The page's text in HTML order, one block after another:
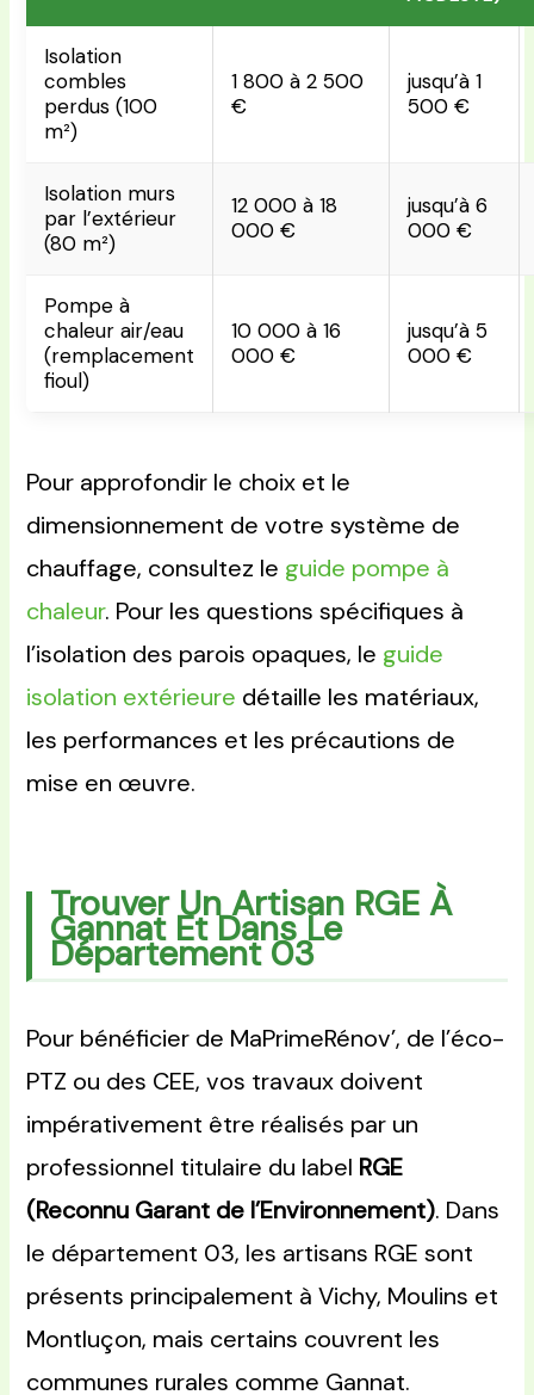
Isolation
combles
perdus (100
m²)
1 800 à 2 500
€
jusqu’à 1
500 €
Isolation murs
par l’extérieur
(80 m²)
12 000 à 18
000 €
jusqu’à 6
000 €
Pompe à
chaleur air/eau
(remplacement
fioul)
10 000 à 16
000 €
jusqu’à 5
000 €
Pour approfondir le choix et le
dimensionnement de votre système de
chauffage, consultez le guide pompe à
chaleur. Pour les questions spécifiques à
l’isolation des parois opaques, le guide
isolation extérieure détaille les matériaux,
les performances et les précautions de
mise en œuvre.
Trouver Un Artisan RGE À
Gannat Et Dans Le
Département 03
Pour bénéficier de MaPrimeRénov’, de l’éco-
PTZ ou des CEE, vos travaux doivent
impérativement être réalisés par un
professionnel titulaire du label RGE
(Reconnu Garant de l’Environnement). Dans
le département 03, les artisans RGE sont
présents principalement à Vichy, Moulins et
Montluçon, mais certains couvrent les
communes rurales comme Gannat.